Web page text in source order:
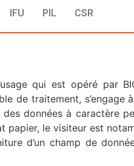
IFU PIL CSR
qui est opéré par
de traitement, s’engage
données à caractère
papier, le visiteur est
d’un champ de